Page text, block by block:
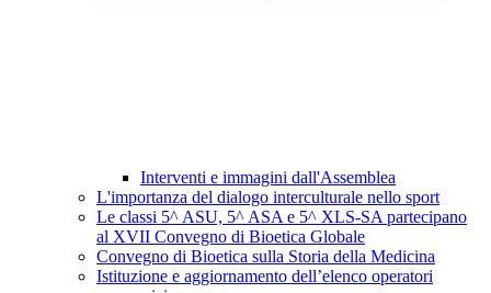
Interventi e immagini dall'Assemblea
L'importanza del dialogo interculturale nello sport
Le classi 5^ ASU, 5^ ASA e 5^ XLS-SA partecipano
al XVII Convegno di Bioetica Globale
Convegno di Bioetica sulla Storia della Medicina
Istituzione e aggiornamento dell’elenco operatori